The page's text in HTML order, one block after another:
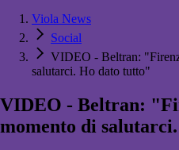
Viola News
Social
VIDEO - Beltran:
salutarci. Ho dato tutto"
VIDEO - Beltran:
momento di